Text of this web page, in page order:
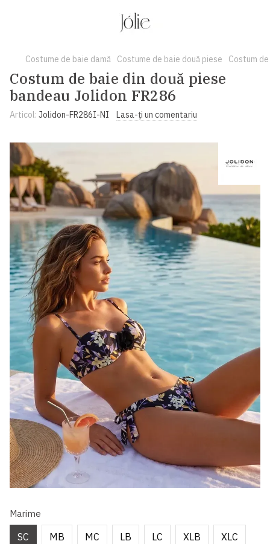
Costume de baie damă Costume de baie două piese Costum
Costum de baie din două piese
bandeau Jolidon FR286
Articol: Jolidon-FR286I-NI Lasa-ți un comentariu
Marime
SC MB MC LB LC XLB XLC